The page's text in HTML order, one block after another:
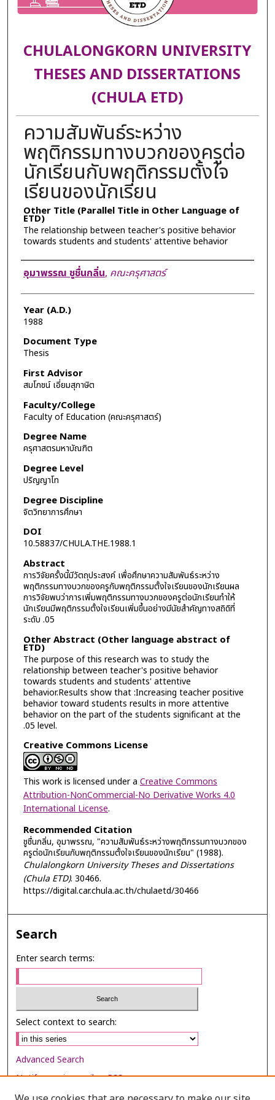
CHULALONGKORN UNIVERSITY
THESES AND DISSERTATIONS
(CHULA ETD)
ความสัมพันธ์ระหว่าง
พฤติกรรมทางบวกของครูต่อ
นักเรียนกับพฤติกรรมตั้งใจ
เรียนของนักเรียน
Other Title (Parallel Title in Other Language of
ETD)
The relationship between teacher's positive behavior
towards students and students' attentive behavior
Author
อุมาพรรณ ชูชื่นกลิ่น, คณะครุศาสตร์
Year (A.D.)
1988
Document Type
Thesis
First Advisor
สมโภชน์ เอี่ยมสุภาษิต
Faculty/College
Faculty of Education (คณะครุศาสตร์)
Degree Name
ครุศาสตรมหาบัณฑิต
Degree Level
ปริญญาโท
Degree Discipline
จิตวิทยาการศึกษา
DOI
10.58837/CHULA.THE.1988.1
Abstract
การวิจัยครั้งนี้มีวัตถุประสงค์ เพื่อศึกษาความสัมพันธ์ระหว่าง
พฤติกรรมทางบวกของครูกับพฤติกรรมตั้งใจเรียนของนักเรียนผล
การวิจัยพบว่าการเพิ่มพฤติกรรมทางบวกของครูต่อนักเรียนทำให้
นักเรียนมีพฤติกรรมตั้งใจเรียนเพิ่มขึ้นอย่างมีนัยสำคัญทางสถิดิที่
ระดับ .05
Other Abstract (Other language abstract of
ETD)
The purpose of this research was to study the
relationship between teacher's positive behavior
towards students and students' attentive
behavior.Results show that :Increasing teacher positive
behavior toward students results in more attentive
behavior on the part of the students significant at the
.05 level.
Creative Commons License
This work is licensed under a Creative Commons
Attribution-NonCommercial-No Derivative Works 4.0
International License.
Recommended Citation
ชูชื่นกลิ่น, อุมาพรรณ, "ความสัมพันธ์ระหว่างพฤติกรรมทางบวกของ
ครูต่อนักเรียนกับพฤติกรรมตั้งใจเรียนของนักเรียน" (1988).
Chulalongkorn University Theses and Dissertations
(Chula ETD). 30466.
https://digital.car.chula.ac.th/chulaetd/30466
Search
Enter search terms:
Select context to search:
Advanced Search
Notify me via email orRSS